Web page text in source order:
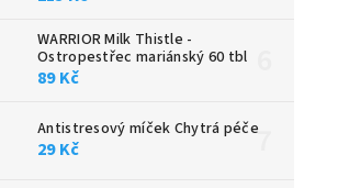
WARRIOR Milk Thistle -
Ostropestřec mariánský 60 tbl
89 Kč
Antistresový míček Chytrá péče
29 Kč